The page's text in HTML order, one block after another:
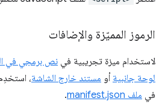
الرموز المميّزة والإضافات
لاستخدام ميزة تجريبية في نص برمجي في
لوحة جانبية أو مستند خارج الشاشة،
في ملف manifest.json .